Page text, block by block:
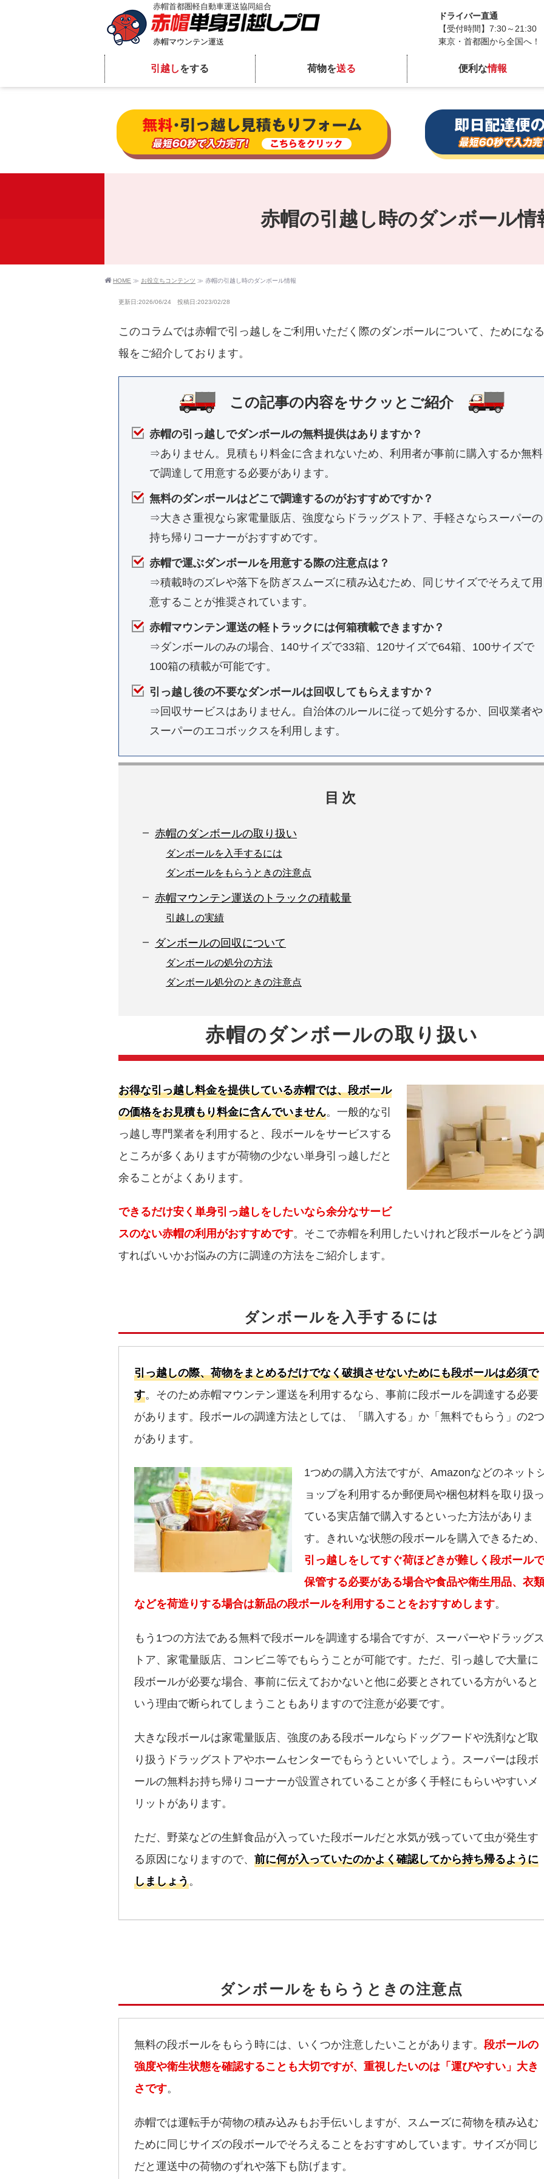
赤帽マウンテン運送
赤帽首都圏軽自動車運送協同組合
ドライバー直通
【受付時間】7:30～21:30
東京・首都圏から全国へ！
引越しをする 荷物を送る 便利な情報
赤帽の引越し時のダンボール情
HOME ≫ お役立ちコンテンツ ≫ 赤帽の引越し時のダンボール情報
更新日:2026/06/24 投稿日:2023/02/28
このコラムでは赤帽で引っ越しをご利用いただく際のダンボールについて、ためにな
報をご紹介しております。
この記事の内容をサクッとご紹介
赤帽の引っ越しでダンボールの無料提供はありますか？
⇒ありません。見積もり料金に含まれないため、利用者が事前に購入するか無料
で調達して用意する必要があります。
無料のダンボールはどこで調達するのがおすすめですか？
⇒大きさ重視なら家電量販店、強度ならドラッグストア、手軽さならスーパーの
持ち帰りコーナーがおすすめです。
赤帽で運ぶダンボールを用意する際の注意点は？
⇒積載時のズレや落下を防ぎスムーズに積み込むため、同じサイズでそろえて用
意することが推奨されています。
赤帽マウンテン運送の軽トラックには何箱積載できますか？
⇒ダンボールのみの場合、140サイズで33箱、120サイズで64箱、100サイズで
100箱の積載が可能です。
引っ越し後の不要なダンボールは回収してもらえますか？
⇒回収サービスはありません。自治体のルールに従って処分するか、回収業者や
スーパーのエコボックスを利用します。
目次
赤帽のダンボールの取り扱い
ダンボールを入手するには
ダンボールをもらうときの注意点
赤帽マウンテン運送のトラックの積載量
引越しの実績
ダンボールの回収について
ダンボールの処分の方法
ダンボール処分のときの注意点
赤帽のダンボールの取り扱い
お得な引っ越し料金を提供している赤帽では、段ボール
の価格をお見積もり料金に含んでいません。一般的な引
っ越し専門業者を利用すると、段ボールをサービスする
ところが多くありますが荷物の少ない単身引っ越しだと
余ることがよくあります。
できるだけ安く単身引っ越しをしたいなら余分なサービ
スのない赤帽の利用がおすすめです。そこで赤帽を利用したいけれど段ボールをどう
すればいいかお悩みの方に調達の方法をご紹介します。
ダンボールを入手するには
引っ越しの際、荷物をまとめるだけでなく破損させないためにも段ボールは必須で
す。そのため赤帽マウンテン運送を利用するなら、事前に段ボールを調達する必要
があります。段ボールの調達方法としては、「購入する」か「無料でもらう」の2つ
があります。
1つめの購入方法ですが、Amazonなどのネット
ョップを利用するか郵便局や梱包材料を取り扱っ
ている実店舗で購入するといった方法がありま
す。きれいな状態の段ボールを購入できるため、
引っ越しをしてすぐ荷ほどきが難しく段ボールで
保管する必要がある場合や食品や衛生用品、衣類
などを荷造りする場合は新品の段ボールを利用することをおすすめします。
もう1つの方法である無料で段ボールを調達する場合ですが、スーパーやドラッグス
トア、家電量販店、コンビニ等でもらうことが可能です。ただ、引っ越しで大量に
段ボールが必要な場合、事前に伝えておかないと他に必要とされている方がいると
いう理由で断られてしまうこともありますので注意が必要です。
大きな段ボールは家電量販店、強度のある段ボールならドッグフードや洗剤など取
り扱うドラッグストアやホームセンターでもらうといいでしょう。スーパーは段ボ
ールの無料お持ち帰りコーナーが設置されていることが多く手軽にもらいやすいメ
リットがあります。
ただ、野菜などの生鮮食品が入っていた段ボールだと水気が残っていて虫が発生す
る原因になりますので、 前に何が入っていたのかよく確認してから持ち帰るように
しましょう。
ダンボールをもらうときの注意点
無料の段ボールをもらう時には、いくつか注意したいことがあります。 段ボールの
強度や衛生状態を確認することも大切ですが、重視したいのは「運びやすい」大き
さです。
赤帽では運転手が荷物の積み込みもお手伝いしますが、スムーズに荷物を積み込む
ために同じサイズの段ボールでそろえることをおすすめしています。サイズが同じ
だと運送中の荷物のずれや落下も防げます。